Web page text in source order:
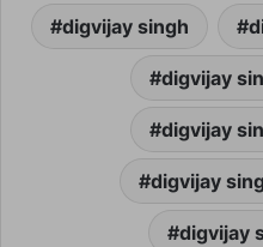
digvijay singh
digvijay
digvijay
digvijay
digvijay